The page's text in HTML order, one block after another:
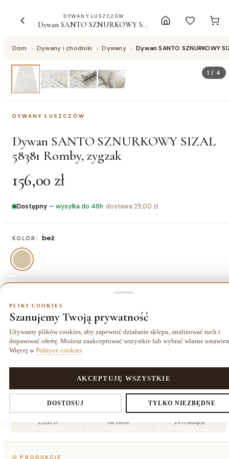
DYWANY ŁUSZCZÓW
Dywan SANTO SZNURKOWY SIZAL 58381 Romby, zygzak
Dom › Dywany i chodniki › Dywany › Dywan SANTO SZNURKOWY
1 / 4
DYWANY ŁUSZCZÓW
Dywan SANTO SZNURKOWY SIZAL
58381 Romby, zygzak
156,00 zł
Dostępny — wysyłka do 48h· dostawa 25,00 zł
KOLOR: beż
80x150 cm
156,00 zł
120x170 cm
260,00 zł
140x190 cm
338,00 zł
455,00 zł
180x270
cm
200x290
cm
Dostawa kurierem
25,00 zł
14 dni
na zwrot
Gwarancja
24 miesiące
O PRODUKCIE
PLIKI COOKIES
Szanujemy Twoją prywatność
Używamy plików cookies, aby zapewnić działanie sklepu, analizować ruch i
dopasować ofertę. Możesz zaakceptować wszystkie lub wybrać własne
Więcej w Polityce cookies
DOSTOSUJ TYLKO NIEZBĘDNE
AKCEPTUJĘ WSZYSTKIE
Ustawienia prywatności